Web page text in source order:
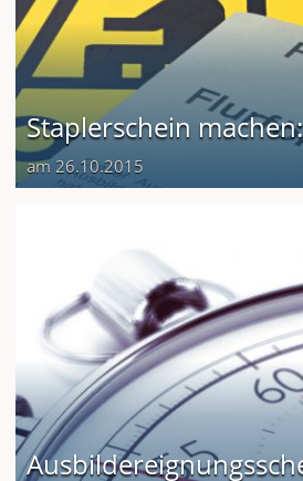
Staplerschein machen:
am 26.10.2015